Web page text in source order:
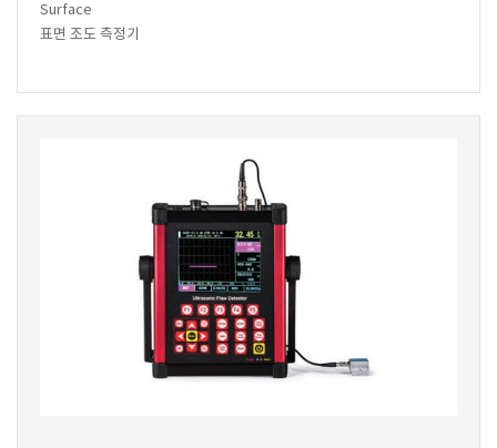
Surface
표면 조도 측정기